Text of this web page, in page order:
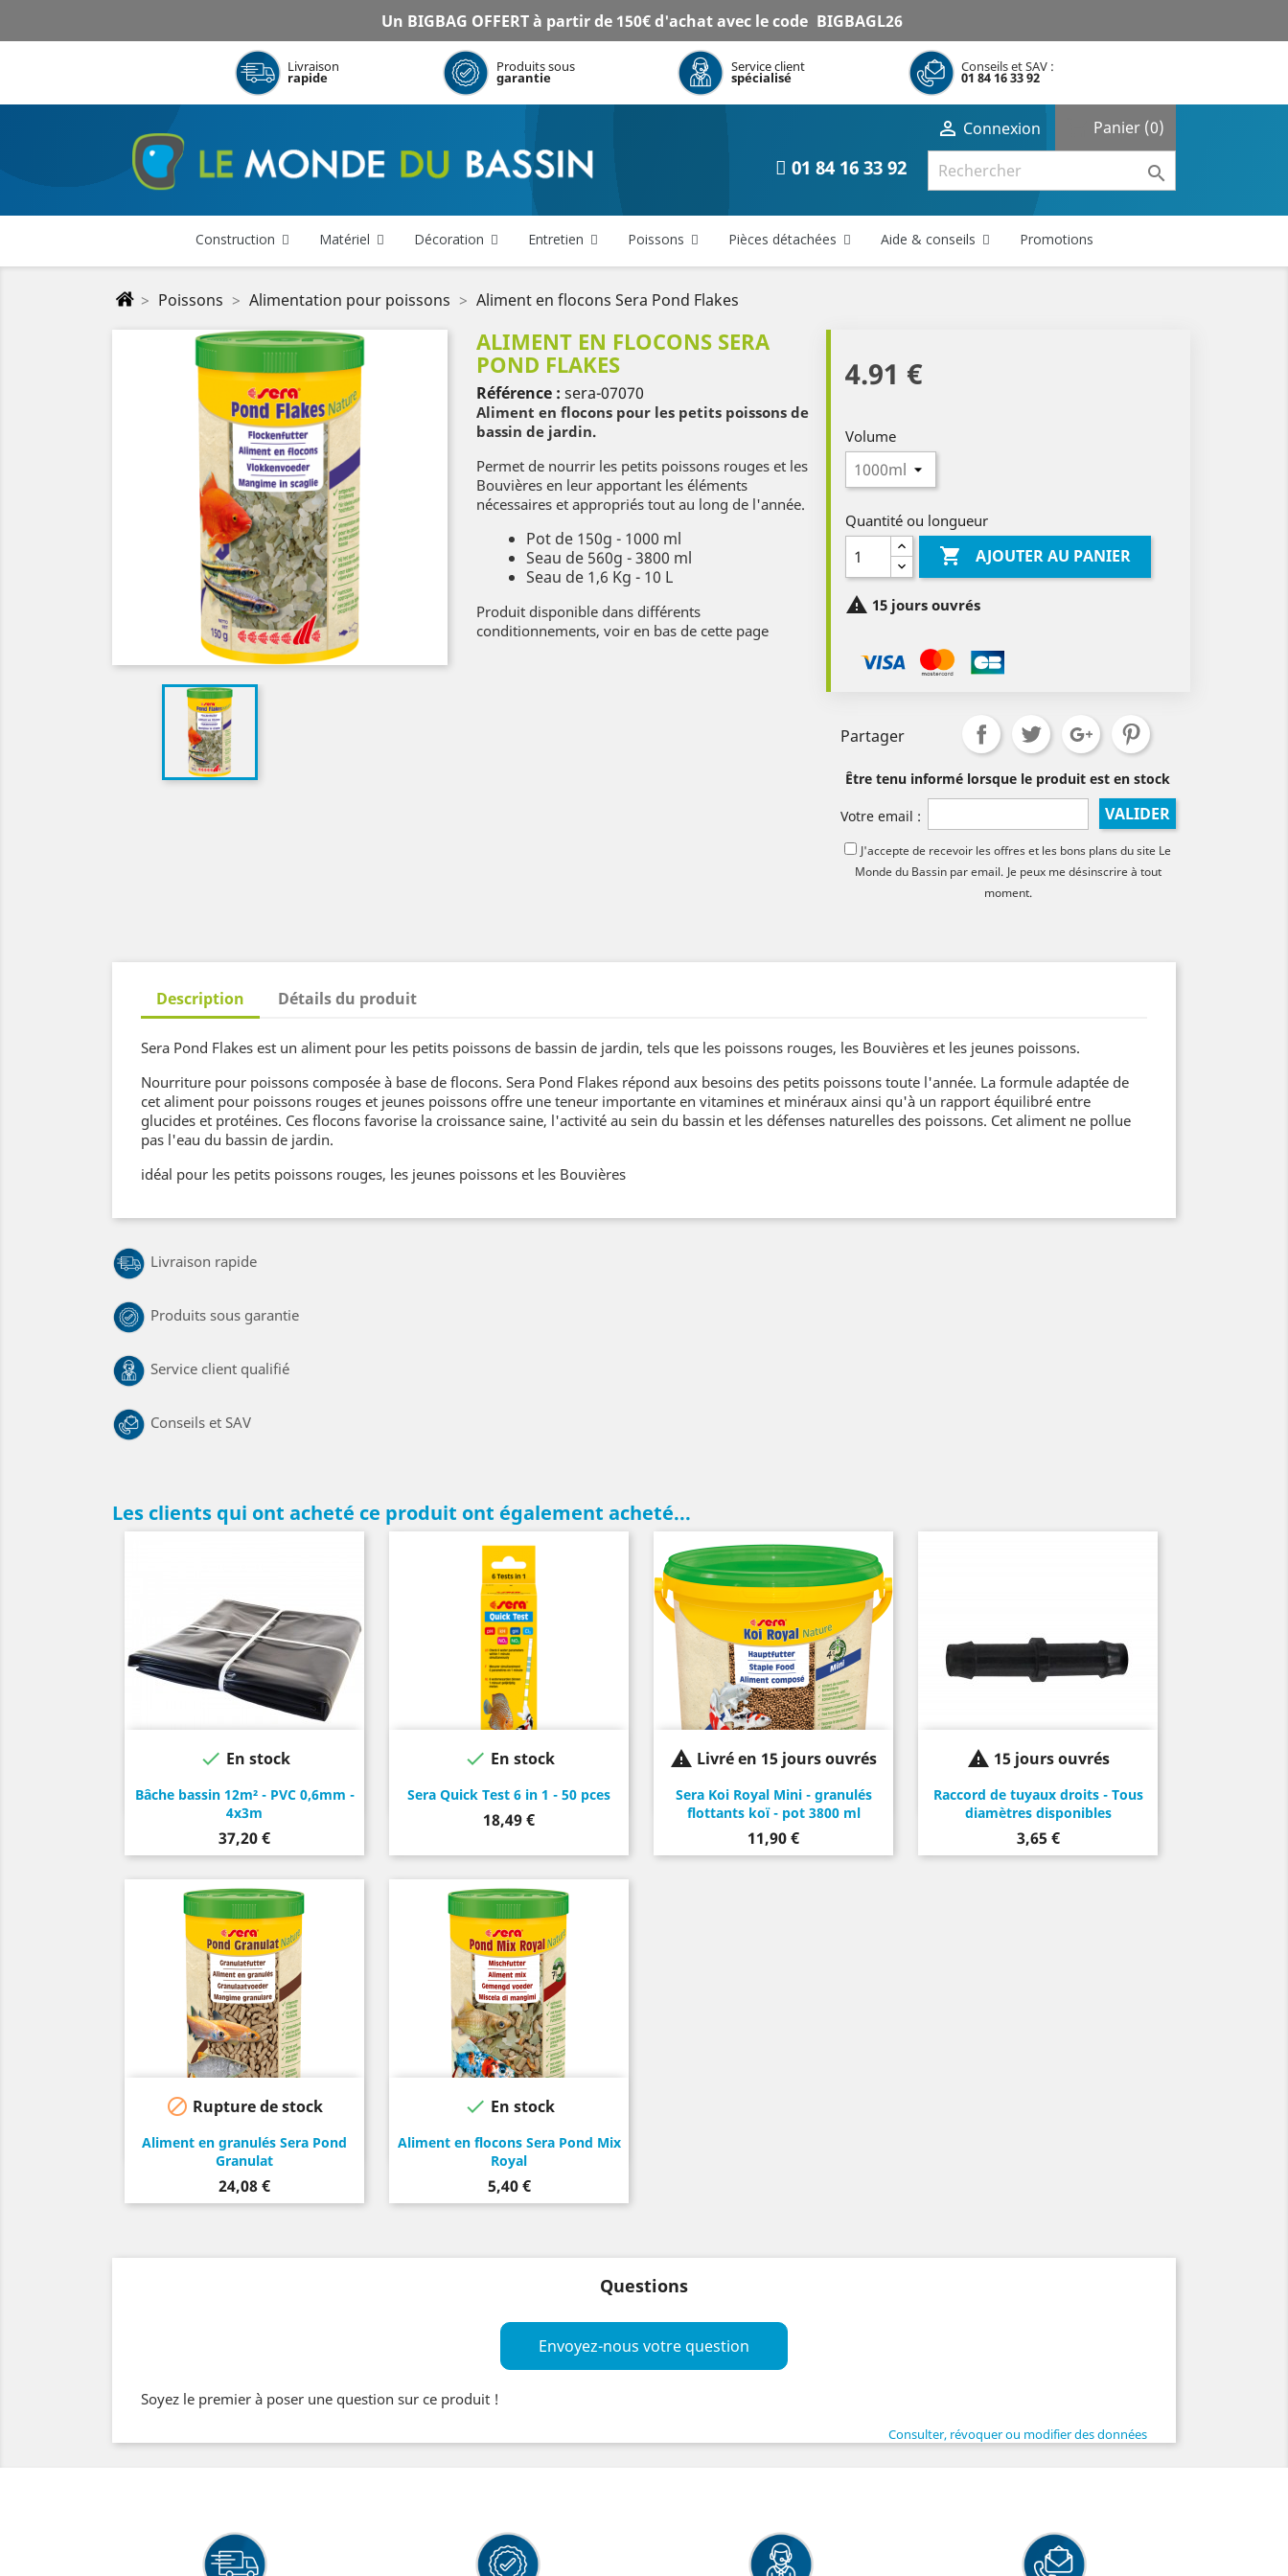
Un BIGBAG OFFERT à partir de 150€ d'achat avec le code BIGBAGL26
Livraison
rapide
Produits sous
garantie
Service client
spécialisé
Conseils et SAV :
01 84 16 33 92
 Connexion Panier (0)
01 84 16 33 92 
Construction Matériel Décoration Entretien Poissons Pièces détachées Aide & conseils Promotions
Poissons Alimentation pour poissons Aliment en flocons Sera Pond Flakes
ALIMENT EN FLOCONS SERA
POND FLAKES
Référence : sera-07070
Aliment en flocons pour les petits poissons de
bassin de jardin.
Permet de nourrir les petits poissons rouges et les
Bouvières en leur apportant les éléments
nécessaires et appropriés tout au long de l'année.
Pot de 150g - 1000 ml
Seau de 560g - 3800 ml
Seau de 1,6 Kg - 10 L
Produit disponible dans différents
conditionnements, voir en bas de cette page
4.91 €
Volume
Quantité ou longueur
 AJOUTER AU PANIER
 15 jours ouvrés
Partager
Être tenu informé lorsque le produit est en stock
Votre email : VALIDER
J'accepte de recevoir les offres et les bons plans du site Le
Monde du Bassin par email. Je peux me désinscrire à tout
moment.
Description Détails du produit
Sera Pond Flakes est un aliment pour les petits poissons de bassin de jardin, tels que les poissons rouges, les Bouvières et les jeunes poissons.
Nourriture pour poissons composée à base de flocons. Sera Pond Flakes répond aux besoins des petits poissons toute l'année. La formule adaptée de
cet aliment pour poissons rouges et jeunes poissons offre une teneur importante en vitamines et minéraux ainsi qu'à un rapport équilibré entre
glucides et protéines. Ces flocons favorise la croissance saine, l'activité au sein du bassin et les défenses naturelles des poissons. Cet aliment ne pollue
pas l'eau du bassin de jardin.
idéal pour les petits poissons rouges, les jeunes poissons et les Bouvières
Livraison rapide
Produits sous garantie
Service client qualifié
Conseils et SAV
Les clients qui ont acheté ce produit ont également acheté...
Bâche bassin 12m² - PVC 0,6mm -
4x3m
Prix
37,20 €
 En stock
Sera Quick Test 6 in 1 - 50 pces
Prix
18,49 €
 En stock
Sera Koi Royal Mini - granulés
flottants koï - pot 3800 ml
Prix
11,90 €
 Livré en 15 jours ouvrés
Raccord de tuyaux droits - Tous
diamètres disponibles
Prix
3,65 €
 15 jours ouvrés
Aliment en granulés Sera Pond
Granulat
Prix
24,08 €
 Rupture de stock
Aliment en flocons Sera Pond Mix
Royal
Prix
5,40 €
 En stock
Questions
Envoyez-nous votre question
Soyez le premier à poser une question sur ce produit !
Consulter, révoquer ou modifier des données